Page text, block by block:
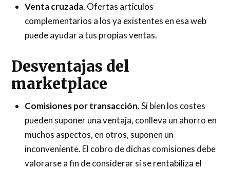
Venta cruzada. Ofertas artículos
complementarios a los ya existentes en esa web
puede ayudar a tus propias ventas.
Desventajas del
marketplace
Comisiones por transacción.Si bien los costes
pueden suponer una ventaja, conlleva un ahorro en
muchos aspectos, en otros, suponen un
inconveniente. El cobro de dichas comisiones debe
valorarse a fin de considerar si se rentabiliza el